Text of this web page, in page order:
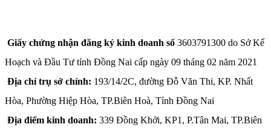
Giấy chứng nhận đăng ký kinh doanh số 3603791300 do Sở Kế
Hoạch và Đầu Tư tỉnh Đồng Nai cấp ngày 09 tháng 02 năm 2021
Địa chỉ trụ sở chính: 193/14/2C, đường Đỗ Văn Thi, KP. Nhất
Hòa, Phường Hiệp Hòa, TP.Biên Hoà, Tỉnh Đồng Nai
Địa điểm kinh doanh: 339 Đồng Khởi, KP1, P.Tân Mai, TP.Biên